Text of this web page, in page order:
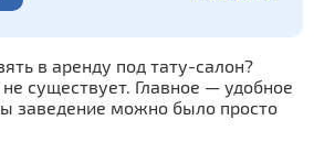
в аренду под тату-салон?
существует. Главное — удобное
заведение можно было просто